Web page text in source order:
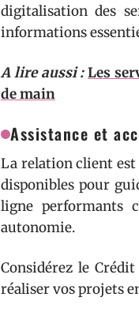
digitalisation des
informations
A lire aussi : Les
de main
Assistance et
La relation client est
disponibles pour
ligne performants
autonomie.
Considérez le
réaliser vos projets